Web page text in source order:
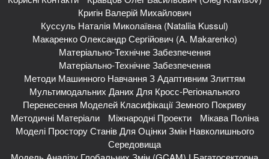
Кригін Валерій Михайлович
Куссуль Наталія Миколаївна (Nataliia Kussul)
Макаренко Олександр Сергійович (A. Makarenko)
Матеріально-Технічне Забезпечення
Матеріально-Технічне Забезпечення
Методи Машинного Навчання З Адаптивним Злиттям
Мультимодальних Даних Для Кросс-Регіонального
Перенесення Моделей Класифікації Земного Покриву
Методичні Матеріали
Міжнародні Проекти
Мікава Поліна
Моделі Простору Станів Для Оцінки Змін Навколишнього
Середовища